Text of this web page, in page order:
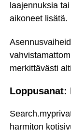
laajennuksia
aikoneet lisätä.
merkittävästi
Loppusanat:
harmiton